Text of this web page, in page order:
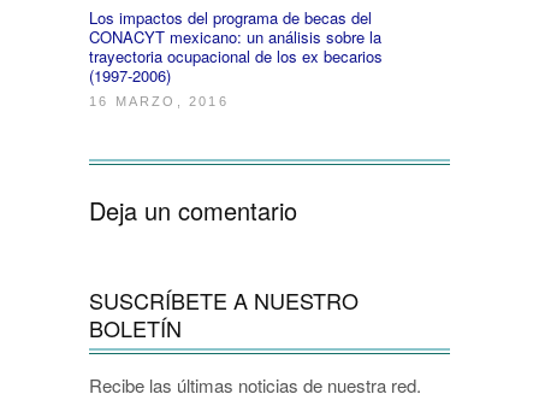
Los impactos del programa de becas del
CONACYT mexicano: un análisis sobre la
trayectoria ocupacional de los ex becarios
(1997-2006)
16 MARZO, 2016
Deja un comentario
SUSCRÍBETE A NUESTRO
BOLETÍN
Recibe las últimas noticias de nuestra red.